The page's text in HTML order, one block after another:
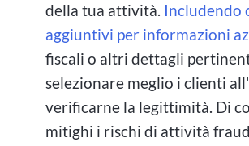
della tua attività. Includendo
aggiuntivi per informazioni
fiscali o altri dettagli
selezionare meglio i clienti
verificarne la legittimità. Di
mitighi i rischi di attività